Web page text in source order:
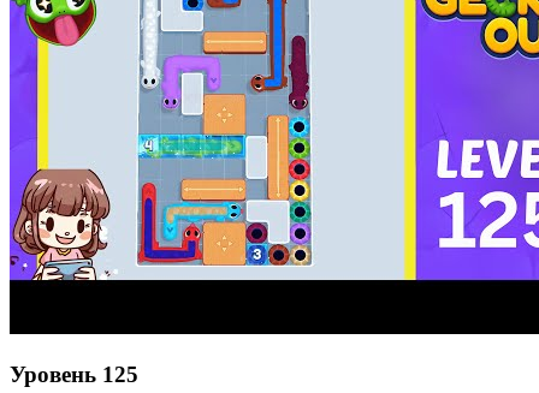
Уровень 125